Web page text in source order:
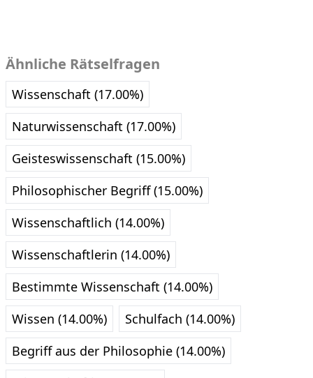
Ähnliche Rätselfragen
Wissenschaft (17.00%)
Naturwissenschaft (17.00%)
Geisteswissenschaft (15.00%)
Philosophischer Begriff (15.00%)
Wissenschaftlich (14.00%)
Wissenschaftlerin (14.00%)
Bestimmte Wissenschaft (14.00%)
Wissen (14.00%)
Schulfach (14.00%)
Begriff aus der Philosophie (14.00%)